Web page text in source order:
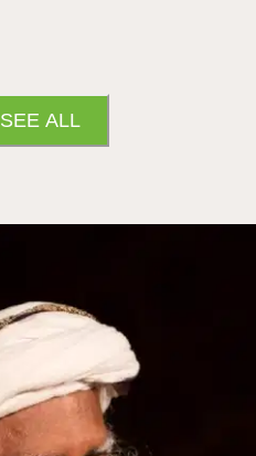
SEE ALL